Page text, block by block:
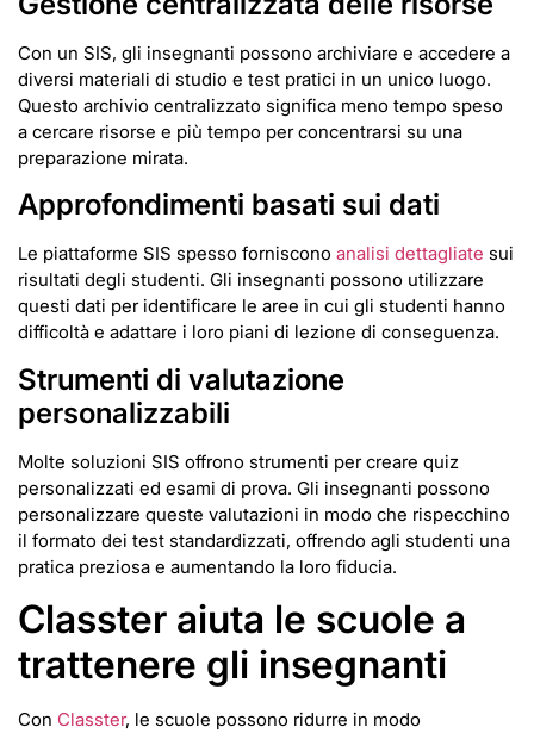
Con un SIS, gli insegnanti possono archiviare e accedere a
diversi materiali di studio e test pratici in un unico luogo.
Questo archivio centralizzato significa meno tempo speso
a cercare risorse e più tempo per concentrarsi su una
preparazione mirata.
Approfondimenti basati sui dati
Le piattaforme SIS spesso forniscono analisi dettagliate sui
risultati degli studenti. Gli insegnanti possono utilizzare
questi dati per identificare le aree in cui gli studenti hanno
difficoltà e adattare i loro piani di lezione di conseguenza.
Strumenti di valutazione
personalizzabili
Molte soluzioni SIS offrono strumenti per creare quiz
personalizzati ed esami di prova. Gli insegnanti possono
personalizzare queste valutazioni in modo che rispecchino
il formato dei test standardizzati, offrendo agli studenti una
pratica preziosa e aumentando la loro fiducia.
Classter aiuta le scuole a
trattenere gli insegnanti
Con Classter, le scuole possono ridurre in modo